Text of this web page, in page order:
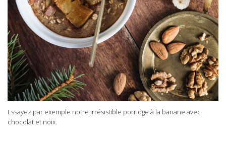
Essayez par exemple notre irrésistible porridge à la banane avec
chocolat et noix.